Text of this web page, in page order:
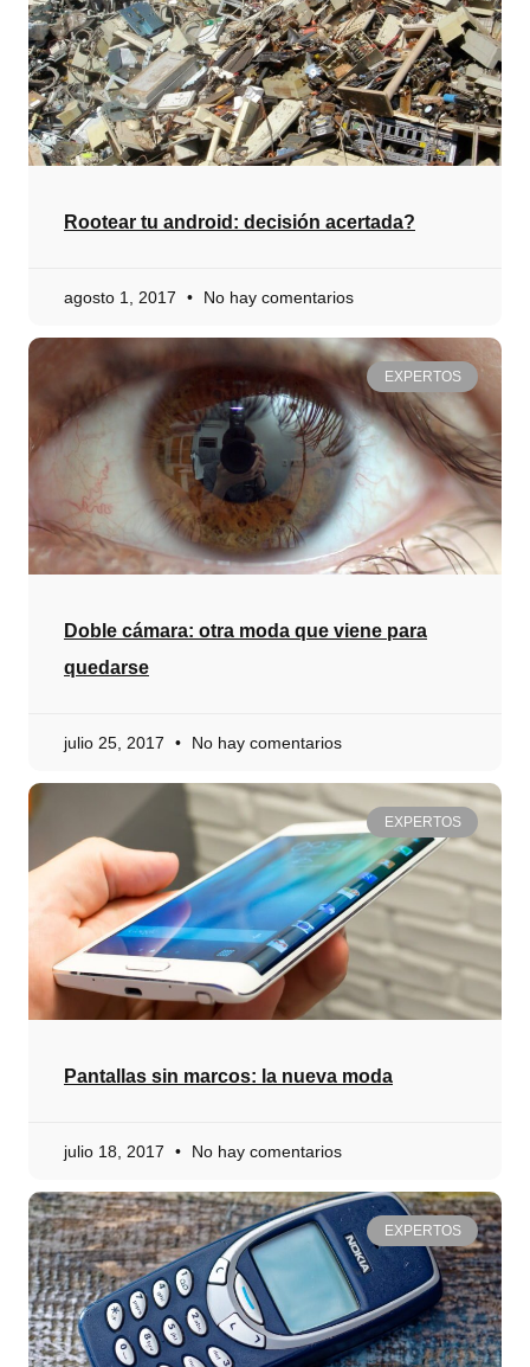
Rootear tu android: decisión acertada?
agosto 1, 2017 No hay comentarios
EXPERTOS
Doble cámara: otra moda que viene para
quedarse
julio 25, 2017 No hay comentarios
EXPERTOS
Pantallas sin marcos: la nueva moda
julio 18, 2017 No hay comentarios
EXPERTOS